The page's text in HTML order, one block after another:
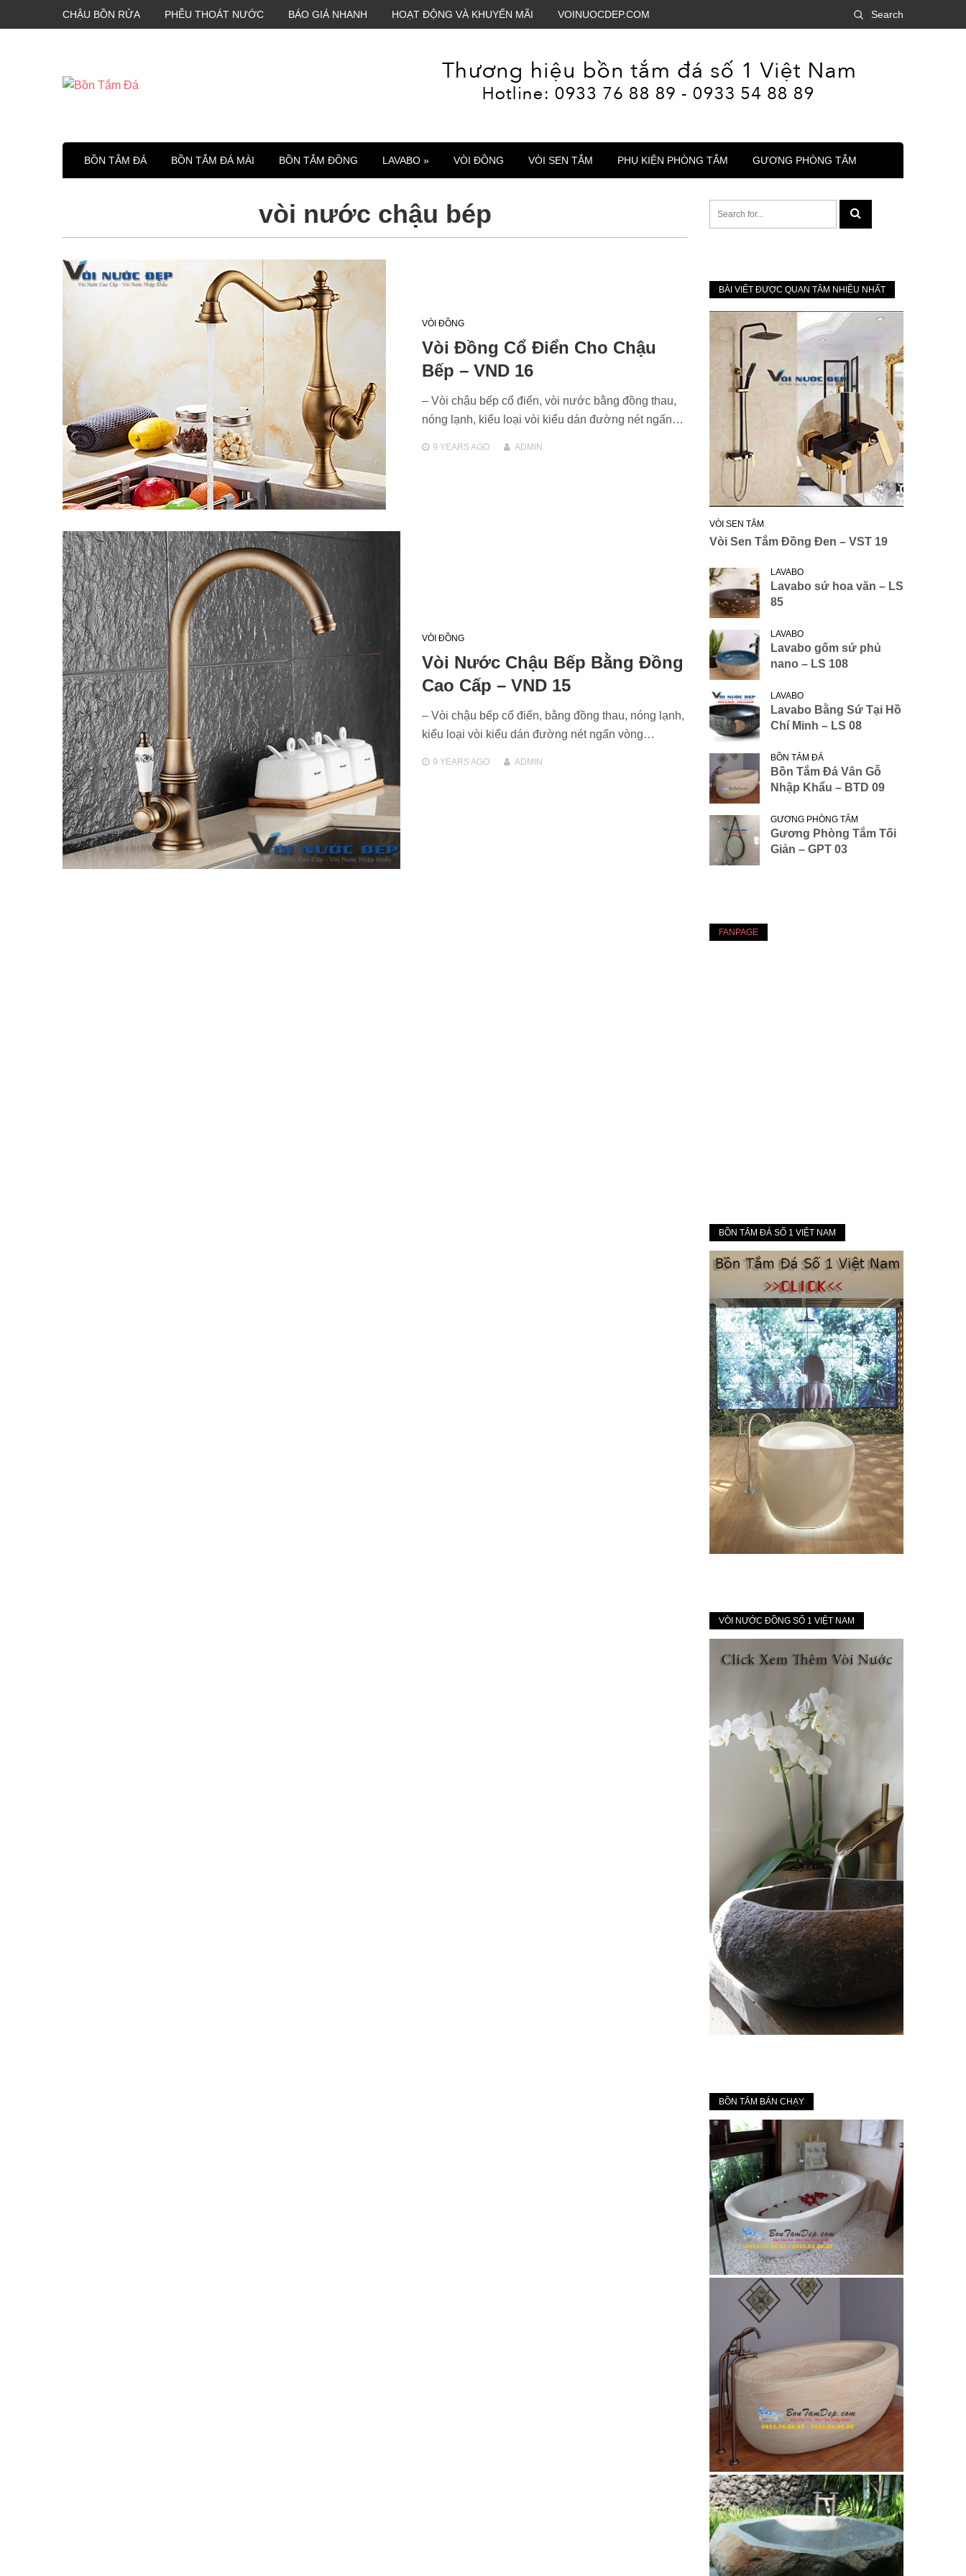
CHẬU BỒN RỬA PHỄU THOÁT NƯỚC BÁO GIÁ NHANH HOẠT ĐỘNG VÀ KHUYẾN MÃI VOINUOCDEP.COM Search
BỒN TẮM ĐÁ BỒN TẮM ĐÁ MÀI BỒN TẮM ĐỒNG LAVABO » VÒI ĐỒNG VÒI SEN TẮM PHỤ KIỆN PHÒNG TẮM GƯƠNG PHÒNG TẮM
vòi nước chậu bép
VÒI ĐỒNG
Vòi Đồng Cổ Điển Cho Chậu
Bếp – VND 16
– Vòi chậu bếp cổ điển, vòi nước bằng đồng thau,
nóng lạnh, kiểu loại vòi kiểu dán đường nét ngấn…
9 YEARSAGO ADMIN
VÒI ĐỒNG
Vòi Nước Chậu Bếp Bằng Đồng
Cao Cấp – VND 15
– Vòi chậu bếp cổ điển, bằng đồng thau, nóng lạnh,
kiểu loại vòi kiểu dán đường nét ngấn vòng…
9 YEARSAGO ADMIN
BÀI VIẾT ĐƯỢC QUAN TÂM NHIỀU NHẤT
VÒI SEN TẮM
Vòi Sen Tắm Đồng Đen – VST 19
LAVABO
Lavabo sứ hoa văn – LS
85
LAVABO
Lavabo gốm sứ phủ
nano – LS 108
LAVABO
Lavabo Bằng Sứ Tại Hồ
Chí Minh – LS 08
BỒN TẮM ĐÁ
Bồn Tắm Đá Vân Gỗ
Nhập Khẩu – BTD 09
GƯƠNG PHÒNG TẮM
Gương Phòng Tắm Tối
Giản – GPT 03
FANPAGE
BỒN TẮM ĐÁ SỐ 1 VIỆT NAM
VÒI NƯỚC ĐỒNG SỐ 1 VIỆT NAM
BỒN TẮM BÁN CHẠY